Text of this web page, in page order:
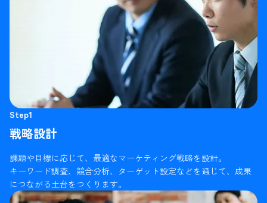
Step1
戦略設計
課題や目標に応じて、最適なマーケティング戦略を設計。
キーワード調査、競合分析、ターゲット設定などを通じて、成果
につながる土台をつくります。